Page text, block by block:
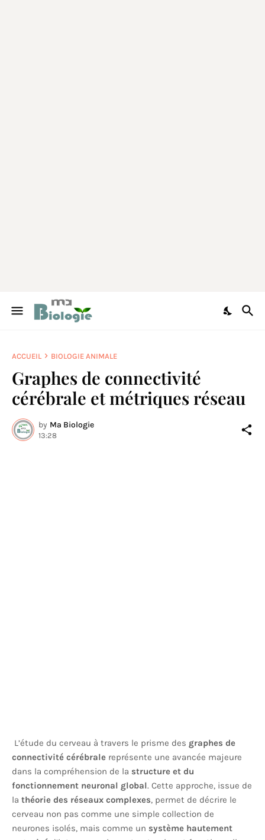
ACCUEIL BIOLOGIE ANIMALE
Graphes de connectivité
cérébrale et métriques réseau
by Ma Biologie
13:28
L’étude du cerveau à travers le prisme des graphes de
connectivité cérébrale représente une avancée majeure
dans la compréhension de la structure et du
fonctionnement neuronal global. Cette approche, issue de
la théorie des réseaux complexes, permet de décrire le
cerveau non pas comme une simple collection de
neurones isolés, mais comme un système hautement